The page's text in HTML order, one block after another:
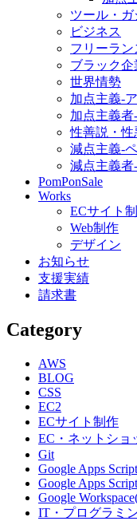
ツール・ガ
ビジネス
フリーラン
ブラック企
世界情勢
加点主義-
加点主義者
性善説・性
減点主義-
減点主義者
PomPonSale
Works
ECサイト
Web制作
デザイン
お知らせ
支援実績
請求書
Category
AWS
BLOG
CSS
EC2
ECサイト制作
EC・ネットショ
Git
Google Apps Script
Google Apps Script
Google
IT・プログラミ